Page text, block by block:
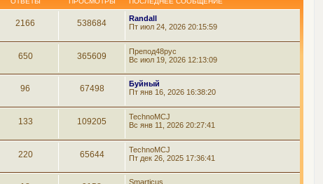
2166 538684
Randall
Пт июл 24, 2026 20:15:59
650 365609
Препод48рус
Вс июл 19, 2026 12:13:09
96 67498
Буйный
Пт янв 16, 2026 16:38:20
133 109205
TechnoMCJ
Вс янв 11, 2026 20:27:41
220 65644
TechnoMCJ
Пт дек 26, 2025 17:36:41
Smarticus